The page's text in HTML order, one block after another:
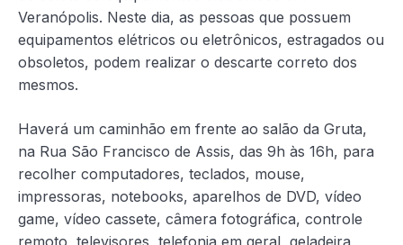
Veranópolis. Neste dia, as pessoas que possuem
equipamentos elétricos ou eletrônicos, estragados ou
obsoletos, podem realizar o descarte correto dos
mesmos.
Haverá um caminhão em frente ao salão da Gruta,
na Rua São Francisco de Assis, das 9h às 16h, para
recolher computadores, teclados, mouse,
impressoras, notebooks, aparelhos de DVD, vídeo
game, vídeo cassete, câmera fotográfica, controle
remoto, televisores, telefonia em geral, geladeira,